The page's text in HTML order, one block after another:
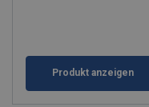
Produkt anzeigen